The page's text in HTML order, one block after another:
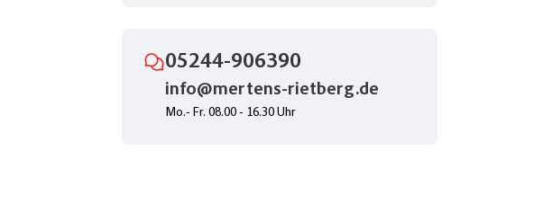
05244-906390
info@mertens-rietberg.de
Mo.- Fr. 08.00 - 16.30 Uhr